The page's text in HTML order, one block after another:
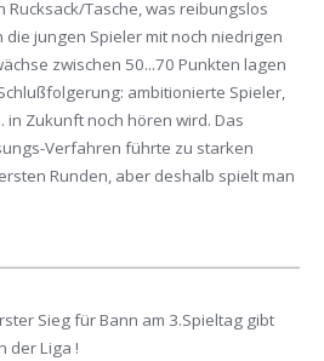
Rucksack/Tasche, was reibungslos
jungen Spieler mit noch niedrigen
zwischen 50...70 Punkten lagen
ambitionierte Spieler,
in Zukunft noch hören wird. Das
Verfahren führte zu starken
Runden, aber deshalb spielt man
Sieg für Bann am 3.Spieltag gibt
der Liga !